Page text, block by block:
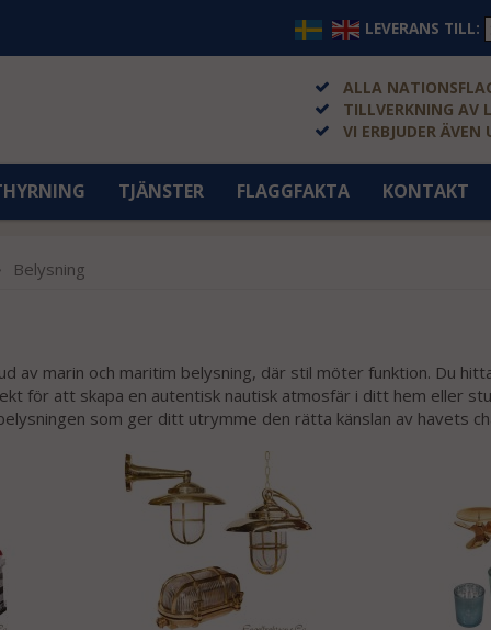
LEVERANS TILL:
ALLA
TILLVERKNING AV
VI ERBJUDER ÄVEN
TJÄNSTER FLAGGFAKTA KONTAKT
Belysning
av marin och maritim belysning, där stil möter funktion. Du
för att skapa en autentisk nautisk atmosfär i ditt hem eller
som ger ditt utrymme den rätta känslan av havets